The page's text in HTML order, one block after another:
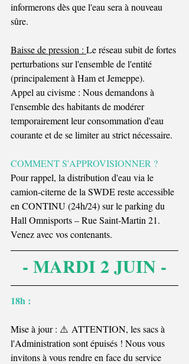
informerons dès que l'eau sera à nouveau
sûre.
Baisse de pression : Le réseau subit de fortes
perturbations sur l'ensemble de l'entité
(principalement à Ham et Jemeppe).
Appel au civisme : Nous demandons à
l'ensemble des habitants de modérer
temporairement leur consommation d'eau
courante et de se limiter au strict nécessaire.
COMMENT S'APPROVISIONNER ?
Pour rappel, la distribution d'eau via le
camion-citerne de la SWDE reste accessible
en CONTINU (24h/24) sur le parking du
Hall Omnisports – Rue Saint-Martin 21.
Venez avec vos contenants.
- MARDI 2 JUIN -
18h :
Mise à jour : ⚠️ ATTENTION, les sacs à
l'Administration sont épuisés ! Nous vous
invitons à vous rendre en face du service